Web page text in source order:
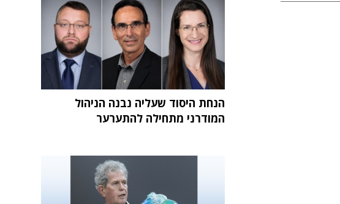
הנחת היסוד שעליה נבנה הניהול
המודרני מתחילה להתערער